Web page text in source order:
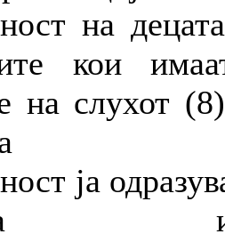
на
кои
на слухот
ја